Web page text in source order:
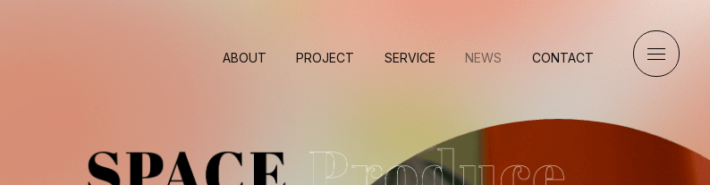
ABOUT PROJECT SERVICE NEWS CONTACT